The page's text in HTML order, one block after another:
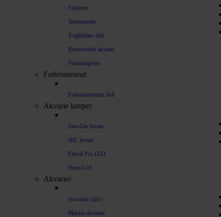
Fiskenet
Termometer
Yngleklare fisk
Reservedele akvarie
Varmelegeme
Foderautomat
Foderautomater fisk
Akvarie lamper
Sun-Glo lysrør
JBL lysrør
Fluval Pro LED
Nano Led
Akvarier
Akvarier (alle)
Marina akvarier